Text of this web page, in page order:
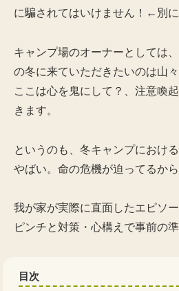
に騙されてはいけません！←別
キャンプ場のオーナーとしては
の冬に来ていただきたいのは山
ここは心を鬼にして？、注意喚
きます。
というのも、冬キャンプにおけ
やばい。命の危機が迫ってるから
我が家が実際に直面したエピソ
ピンチと対策・心構えで事前の
目次